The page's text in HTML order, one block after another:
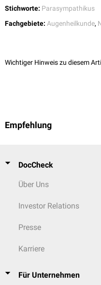
Stichworte: Parasympathikus
Fachgebiete: Augenheilkunde,
Wichtiger Hinweis zu diesem
Empfehlung
DocCheck
Über Uns
Investor Relations
Presse
Karriere
Für Unternehmen